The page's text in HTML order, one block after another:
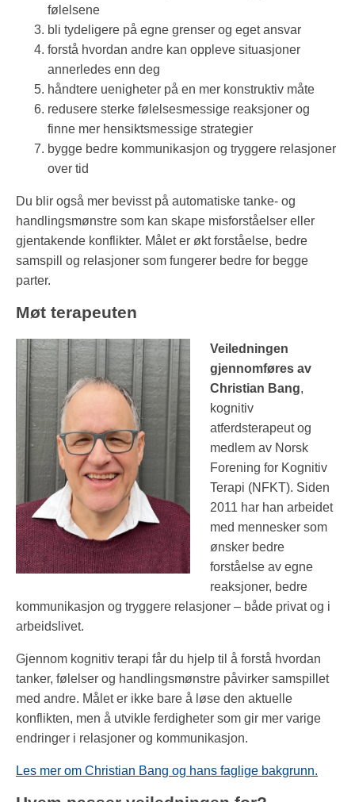
følelsene
bli tydeligere på egne grenser og eget ansvar
forstå hvordan andre kan oppleve situasjoner
annerledes enn deg
håndtere uenigheter på en mer konstruktiv måte
redusere sterke følelsesmessige reaksjoner og
finne mer hensiktsmessige strategier
bygge bedre kommunikasjon og tryggere relasjoner
over tid
Du blir også mer bevisst på automatiske tanke- og
handlingsmønstre som kan skape misforståelser eller
gjentakende konflikter. Målet er økt forståelse, bedre
samspill og relasjoner som fungerer bedre for begge
parter.
Møt terapeuten
Veiledningen
gjennomføres av
Christian Bang,
kognitiv
atferdsterapeut og
medlem av Norsk
Forening for Kognitiv
Terapi (NFKT). Siden
2011 har han arbeidet
med mennesker som
ønsker bedre
forståelse av egne
reaksjoner, bedre
kommunikasjon og tryggere relasjoner – både privat og i
arbeidslivet.
Gjennom kognitiv terapi får du hjelp til å forstå hvordan
tanker, følelser og handlingsmønstre påvirker samspillet
med andre. Målet er ikke bare å løse den aktuelle
konflikten, men å utvikle ferdigheter som gir mer varige
endringer i relasjoner og kommunikasjon.
Les mer om Christian Bang og hans faglige bakgrunn.